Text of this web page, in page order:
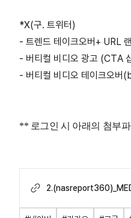
*X(구. 트위터)
- 트렌드 테이크오버+ URL
- 버티컬 비디오 광고 (CTA
- 버티컬 비디오 테이크오버
** 로그인 시 아래의 첨부